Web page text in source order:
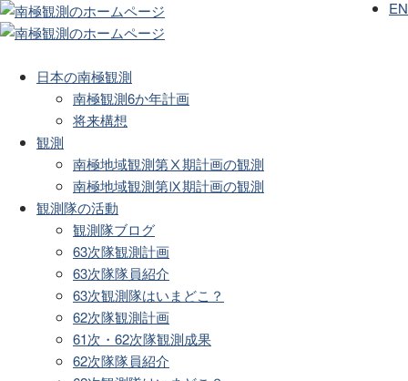
日本の南極観測
南極観測6か年計画
将来構想
観測
南極地域観測第Ⅹ期計画の観測
南極地域観測第Ⅸ期計画の観測
観測隊の活動
観測隊ブログ
63次隊観測計画
63次隊隊員紹介
63次観測隊はいまどこ？
62次隊観測計画
61次・62次隊観測成果
62次隊隊員紹介
EN